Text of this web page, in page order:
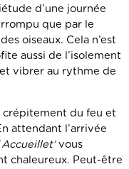
d’une journée
que par le
oiseaux. Cela n’est
aussi de l’isolement
vibrer au rythme de
crépitement du feu et
attendant l’arrivée
Accueillet’vous
chaleureux. Peut-être